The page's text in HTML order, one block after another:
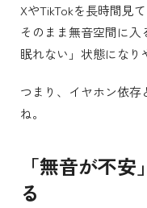
XやTikTokを長時間見
そのまま無音空間に入
眠れない」状態になり
つまり、イヤホン依存
ね。
「無音が不
る